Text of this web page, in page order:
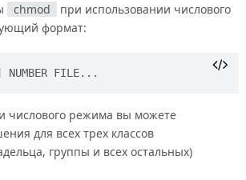
chmod
при использовании числового
формат:
числового режима вы можете
для всех трех классов
группы и всех остальных)